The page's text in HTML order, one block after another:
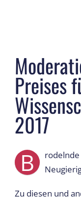
Preises
2017
B
Zu diesen und